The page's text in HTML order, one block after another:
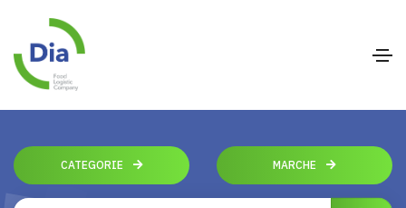
CATEGORIE MARCHE